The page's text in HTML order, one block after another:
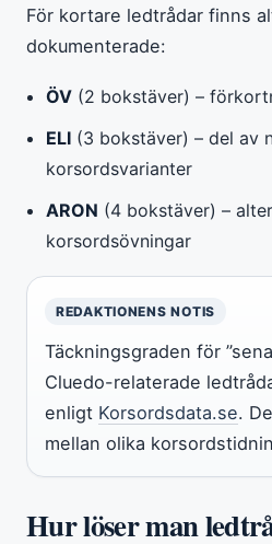
För kortare ledtrådar finns
dokumenterade:
ÖV (2 bokstäver) –
ELI (3 bokstäver) – del av
korsordsvarianter
ARON (4 bokstäver) –
korsordsövningar
REDAKTIONENS NOTIS
Täckningsgraden för
Cluedo-relaterade
enligt Korsordsdata.se.
mellan olika
Hur löser man